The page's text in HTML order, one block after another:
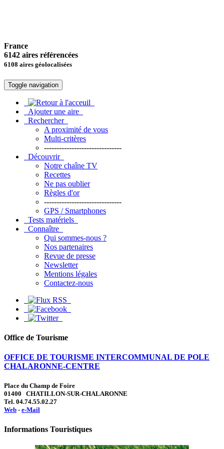
France
6142 aires référencées
6108 aires géolocalisées
Toggle navigation
Ajouter une aire
Rechercher
A proximité de vous
Multi-critères
-------------------------------
Découvrir
Notre chaîne TV
Recettes
Ne pas oublier
Règles d'or
-------------------------------
GPS / Smartphones
Tests matériels
Connaître
Qui sommes-nous ?
Nos partenaires
Revue de presse
Newsletter
Mentions légales
Contactez-nous
Office de Tourisme
OFFICE DE TOURISME INTERCOMMUNAL DE POLE
CHALARONNE-CENTRE
Place du Champ de Foire
01400 CHATILLON-SUR-CHALARONNE
Tel. 04.74.55.02.27
Web - e-Mail
Informations Touristiques